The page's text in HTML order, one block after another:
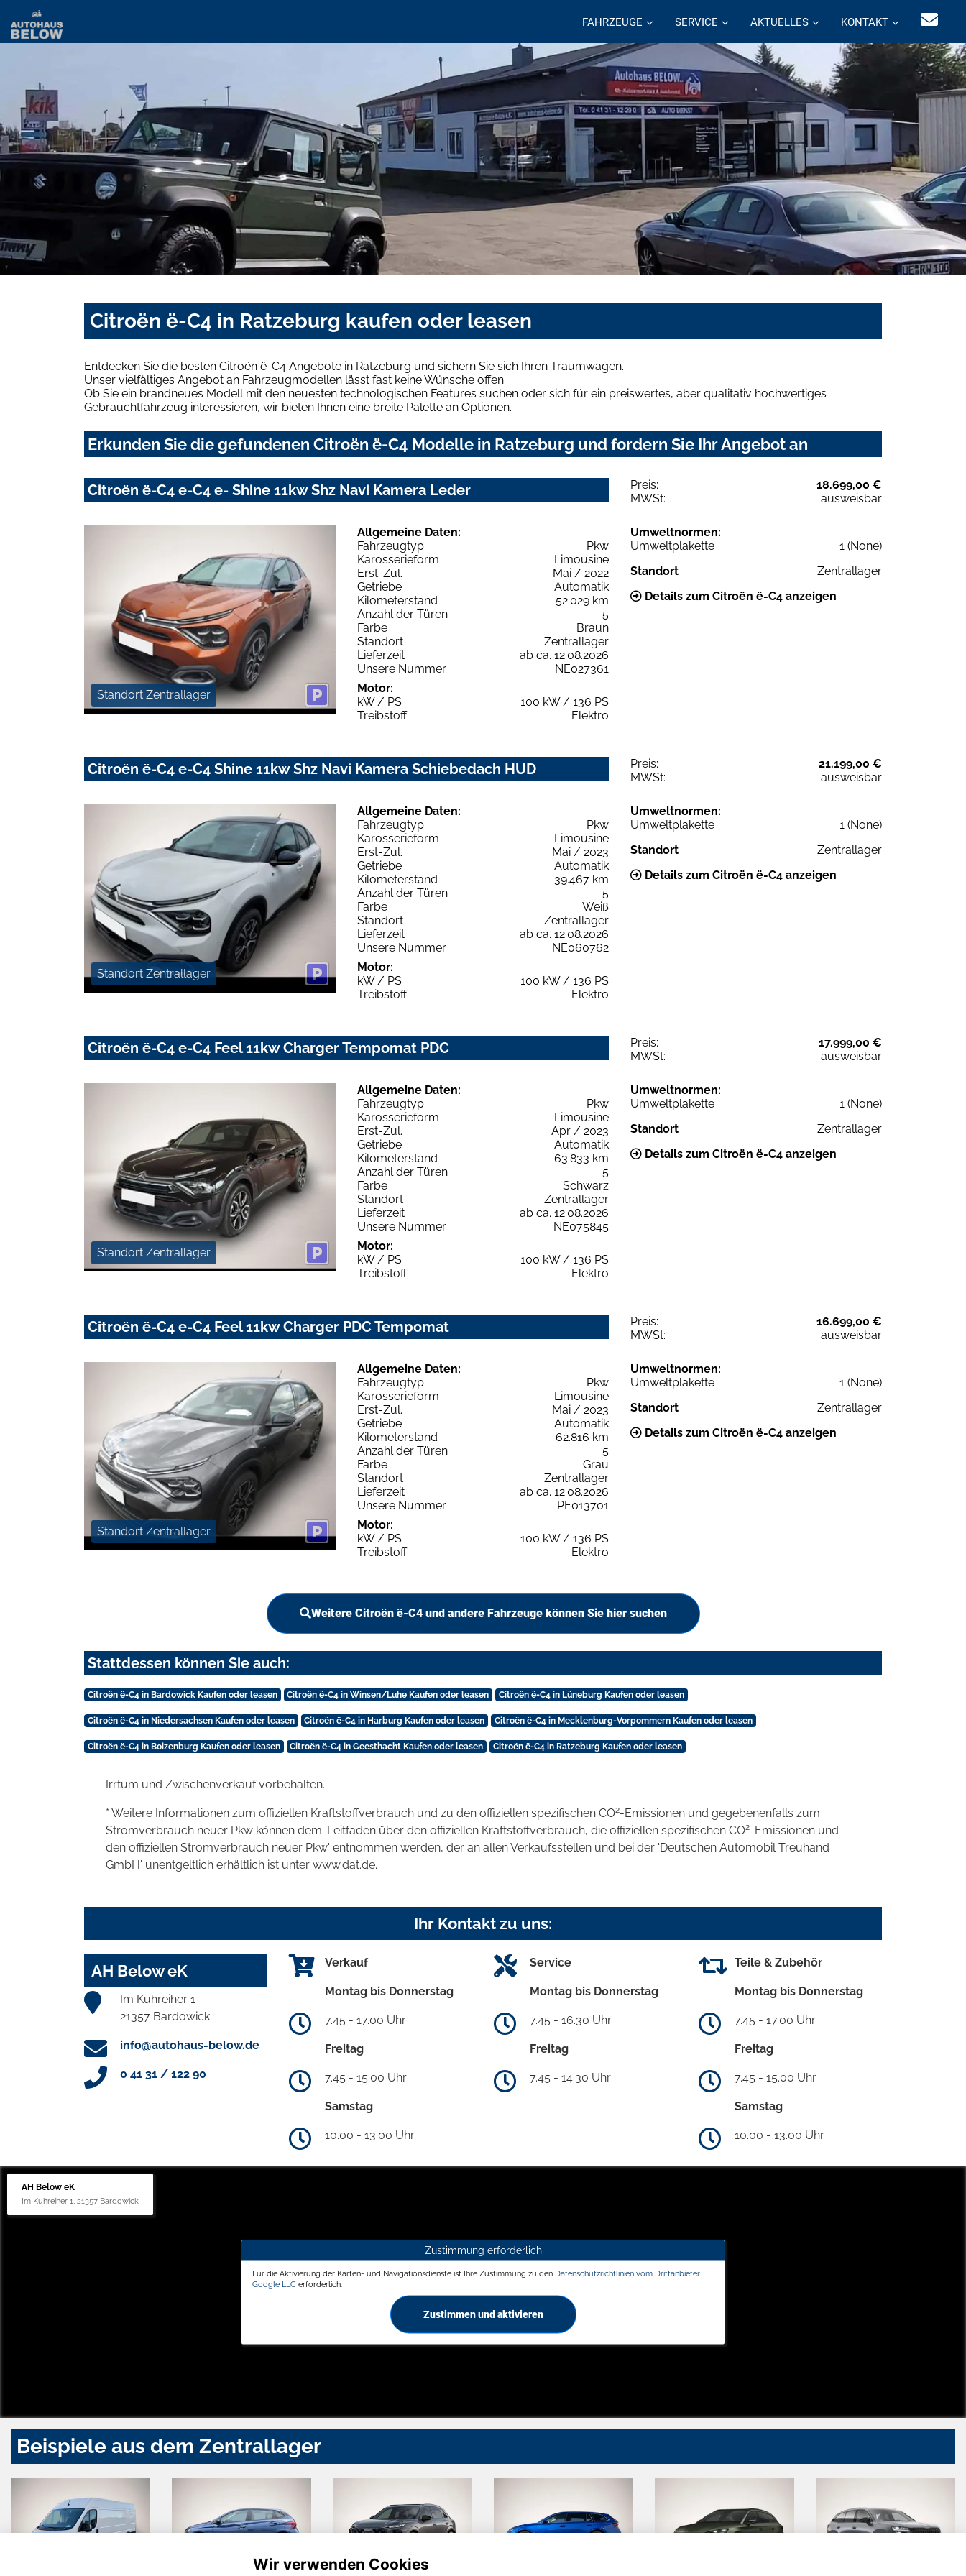
FAHRZEUGE SERVICE AKTUELLES KONTAKT
Citroën ë-C4 in Ratzeburg kaufen oder leasen
Entdecken Sie die besten Citroën ë-C4 Angebote in Ratzeburg und sichern Sie sich Ihren Traumwagen.
Unser vielfältiges Angebot an Fahrzeugmodellen lässt fast keine Wünsche offen.
Ob Sie ein brandneues Modell mit den neuesten technologischen Features suchen oder sich für ein preiswertes, aber qualitativ hochwertiges
Gebrauchtfahrzeug interessieren, wir bieten Ihnen eine breite Palette an Optionen.
Erkunden Sie die gefundenen Citroën ë-C4 Modelle in Ratzeburg und fordern Sie Ihr Angebot an
Citroën ë-C4 e-C4 e- Shine 11kw Shz Navi Kamera Leder Preis:
18.699,00 €
MWSt:
ausweisbar
Standort Zentrallager
Allgemeine Daten:
Fahrzeugtyp
Pkw
Karosserieform
Limousine
Erst-Zul.
Mai / 2022
Getriebe
Automatik
Kilometerstand
52.029 km
Anzahl der Türen
5
Farbe
Braun
Standort
Zentrallager
Lieferzeit
ab ca. 12.08.2026
Unsere Nummer
NE027361
Motor:
kW / PS
100 kW / 136 PS
Treibstoff
Elektro
Umweltnormen:
Umweltplakette
1 (None)
Standort
Zentrallager
Details zum Citroën ë-C4 anzeigen
Citroën ë-C4 e-C4 Shine 11kw Shz Navi Kamera Schiebedach HUD Preis:
21.199,00 €
MWSt:
ausweisbar
Standort Zentrallager
Allgemeine Daten:
Fahrzeugtyp
Pkw
Karosserieform
Limousine
Erst-Zul.
Mai / 2023
Getriebe
Automatik
Kilometerstand
39.467 km
Anzahl der Türen
5
Farbe
Weiß
Standort
Zentrallager
Lieferzeit
ab ca. 12.08.2026
Unsere Nummer
NE060762
Motor:
kW / PS
100 kW / 136 PS
Treibstoff
Elektro
Umweltnormen:
Umweltplakette
1 (None)
Standort
Zentrallager
Details zum Citroën ë-C4 anzeigen
Citroën ë-C4 e-C4 Feel 11kw Charger Tempomat PDC Preis:
17.999,00 €
MWSt:
ausweisbar
Standort Zentrallager
Allgemeine Daten:
Fahrzeugtyp
Pkw
Karosserieform
Limousine
Erst-Zul.
Apr / 2023
Getriebe
Automatik
Kilometerstand
63.833 km
Anzahl der Türen
5
Farbe
Schwarz
Standort
Zentrallager
Lieferzeit
ab ca. 12.08.2026
Unsere Nummer
NE075845
Motor:
kW / PS
100 kW / 136 PS
Treibstoff
Elektro
Umweltnormen:
Umweltplakette
1 (None)
Standort
Zentrallager
Details zum Citroën ë-C4 anzeigen
Citroën ë-C4 e-C4 Feel 11kw Charger PDC Tempomat Preis:
16.699,00 €
MWSt:
ausweisbar
Standort Zentrallager
Allgemeine Daten:
Fahrzeugtyp
Pkw
Karosserieform
Limousine
Erst-Zul.
Mai / 2023
Getriebe
Automatik
Kilometerstand
62.816 km
Anzahl der Türen
5
Farbe
Grau
Standort
Zentrallager
Lieferzeit
ab ca. 12.08.2026
Unsere Nummer
PE013701
Motor:
kW / PS
100 kW / 136 PS
Treibstoff
Elektro
Umweltnormen:
Umweltplakette
1 (None)
Standort
Zentrallager
Details zum Citroën ë-C4 anzeigen
Weitere Citroën ë-C4 und andere Fahrzeuge können Sie hier suchen
Stattdessen können Sie auch:
Citroën ë-C4 in Bardowick Kaufen oder leasen Citroën ë-C4 in Winsen/Luhe Kaufen oder leasen Citroën ë-C4 in Lüneburg Kaufen oder leasen
Citroën ë-C4 in Niedersachsen Kaufen oder leasen Citroën ë-C4 in Harburg Kaufen oder leasen Citroën ë-C4 in Mecklenburg-Vorpommern Kaufen oder leasen
Citroën ë-C4 in Boizenburg Kaufen oder leasen Citroën ë-C4 in Geesthacht Kaufen oder leasen Citroën ë-C4 in Ratzeburg Kaufen oder leasen
Irrtum und Zwischenverkauf vorbehalten.
* Weitere Informationen zum offiziellen Kraftstoffverbrauch und zu den offiziellen spezifischen CO2-Emissionen und gegebenenfalls zum
Stromverbrauch neuer Pkw können dem 'Leitfaden über den offiziellen Kraftstoffverbrauch, die offiziellen spezifischen CO2-Emissionen und
den offiziellen Stromverbrauch neuer Pkw' entnommen werden, der an allen Verkaufsstellen und bei der 'Deutschen Automobil Treuhand
GmbH' unentgeltlich erhältlich ist unter www.dat.de.
Ihr Kontakt zu uns:
AH Below eK
Im Kuhreiher 1
21357 Bardowick
info@autohaus-below.de
0 41 31 / 122 90
Verkauf
Montag bis Donnerstag
7.45 - 17.00 Uhr
Freitag
7.45 - 15.00 Uhr
Samstag
10.00 - 13.00 Uhr
Service
Montag bis Donnerstag
7.45 - 16.30 Uhr
Freitag
7.45 - 14.30 Uhr
Teile & Zubehör
Montag bis Donnerstag
7.45 - 17.00 Uhr
Freitag
7.45 - 15.00 Uhr
Samstag
10.00 - 13.00 Uhr
AH Below eK
Im Kuhreiher 1, 21357 Bardowick
Zustimmung erforderlich
Für die Aktivierung der Karten- und Navigationsdienste ist Ihre Zustimmung zu den Datenschutzrichtlinien vom Drittanbieter
Google LLC erforderlich.
Zustimmen und aktivieren
Beispiele aus dem Zentrallager
Wir verwenden Cookies